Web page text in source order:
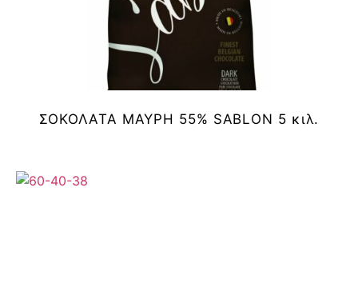
ΣΟΚΟΛΑΤΑ ΜΑΥΡΗ 55% SABLON 5 κιλ.